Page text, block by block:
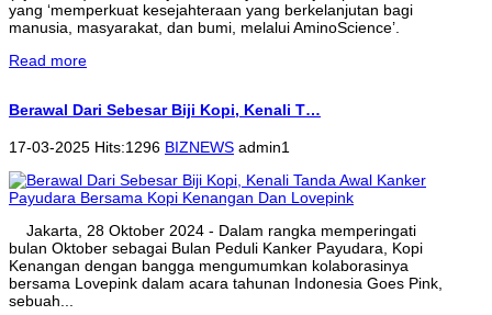
yang ‘memperkuat kesejahteraan yang berkelanjutan bagi
manusia, masyarakat, dan bumi, melalui AminoScience’.
Read more
Berawal Dari Sebesar Biji Kopi, Kenali T…
17-03-2025 Hits:1296 BIZNEWS admin1
Jakarta, 28 Oktober 2024 - Dalam rangka memperingati
bulan Oktober sebagai Bulan Peduli Kanker Payudara, Kopi
Kenangan dengan bangga mengumumkan kolaborasinya
bersama Lovepink dalam acara tahunan Indonesia Goes Pink,
sebuah...